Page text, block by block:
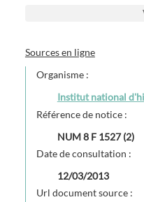
Sources en ligne
Organisme :
Institut national
Référence de notice :
NUM 8 F 1527 (2)
Date de consultation :
12/03/2013
Url document source :